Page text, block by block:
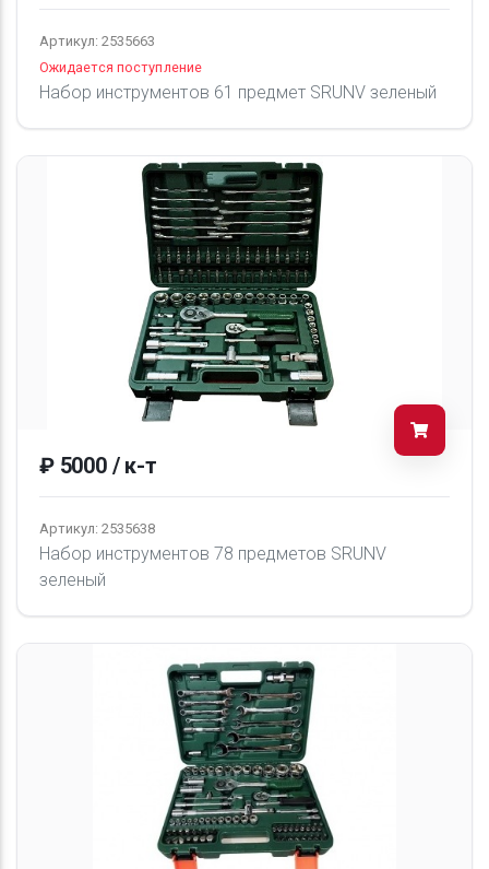
Артикул: 2535663
Ожидается поступление
Набор инструментов 61 предмет SRUNV зеленый
₽ 5000 / к-т
Артикул: 2535638
Набор инструментов 78 предметов SRUNV
зеленый